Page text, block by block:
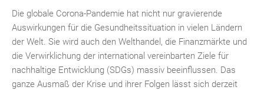
Die globale Corona-Pandemie hat nicht nur gravierende
Auswirkungen für die Gesundheitssituation in vielen Ländern
der Welt. Sie wird auch den Welthandel, die Finanzmärkte und
die Verwirklichung der international vereinbarten Ziele für
nachhaltige Entwicklung (SDGs) massiv beeinflussen. Das
ganze Ausmaß der Krise und ihrer Folgen lässt sich derzeit